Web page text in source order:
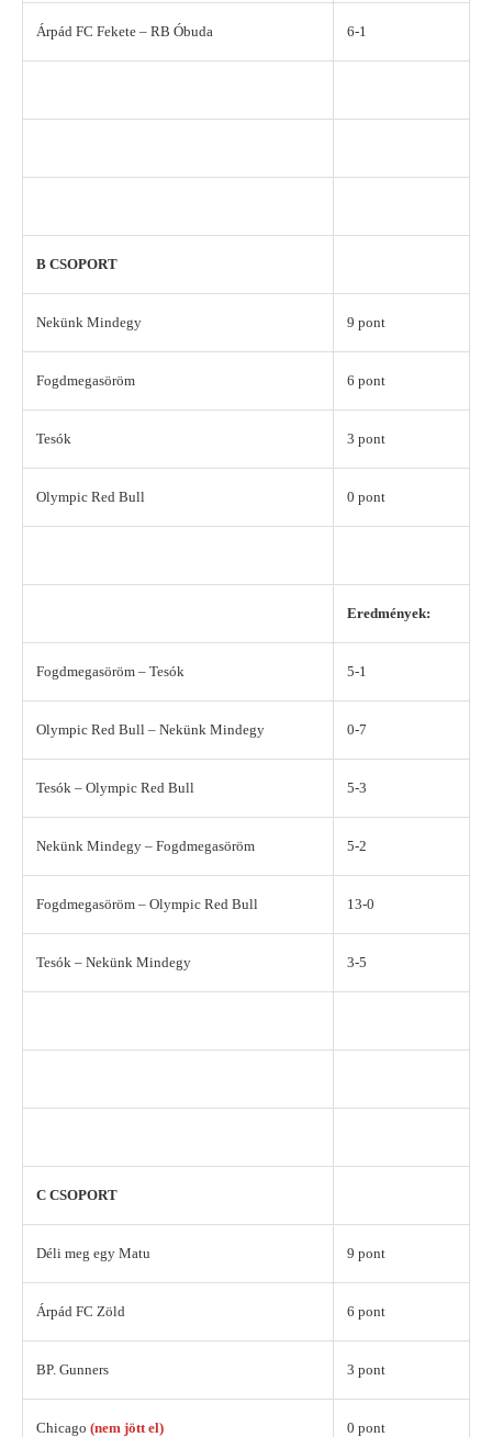
Árpád FC Fekete – RB Óbuda 6-1
B CSOPORT
Nekünk Mindegy 9 pont
Fogdmegasöröm 6 pont
Tesók 3 pont
Olympic Red Bull 0 pont
Eredmények:
Fogdmegasöröm – Tesók 5-1
Olympic Red Bull – Nekünk Mindegy 0-7
Tesók – Olympic Red Bull 5-3
Nekünk Mindegy – Fogdmegasöröm 5-2
Fogdmegasöröm – Olympic Red Bull 13-0
Tesók – Nekünk Mindegy 3-5
C CSOPORT
Déli meg egy Matu 9 pont
Árpád FC Zöld 6 pont
BP. Gunners 3 pont
Chicago (nem jött el) 0 pont